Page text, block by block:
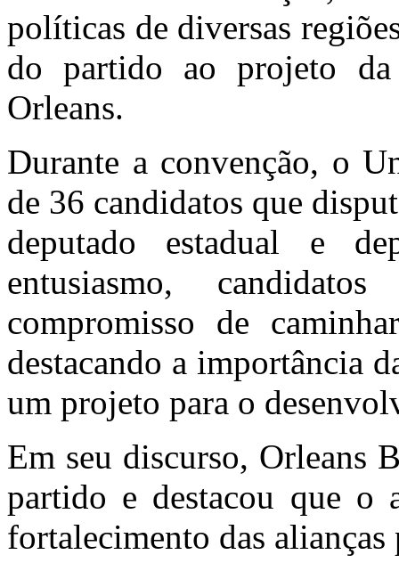
políticas de diversas
do partido ao projeto
Orleans.
Durante a convenção, o
de 36 candidatos que
deputado estadual e
entusiasmo,
compromisso de
destacando a importância
um projeto para o
Em seu discurso, Orleans
partido e destacou que o
fortalecimento das